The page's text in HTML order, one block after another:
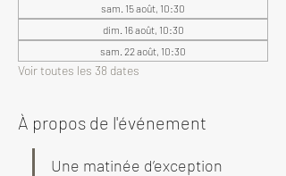
sam. 15 août, 10:30
dim. 16 août, 10:30
sam. 22 août, 10:30
Voir toutes les 38 dates
À propos de l'événement
Une matinée d’exception